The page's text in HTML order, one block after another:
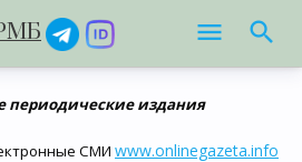
периодические издания
СМИ www.onlinegazeta.info